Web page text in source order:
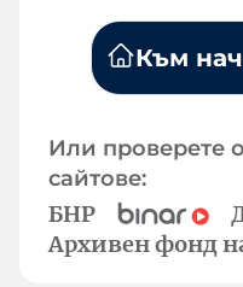
Към
Или проверете
сайтове:
БНР
Архивен фонд